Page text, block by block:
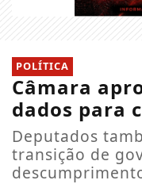
POLÍTICA
Câmara
dados para
Deputados
transição de